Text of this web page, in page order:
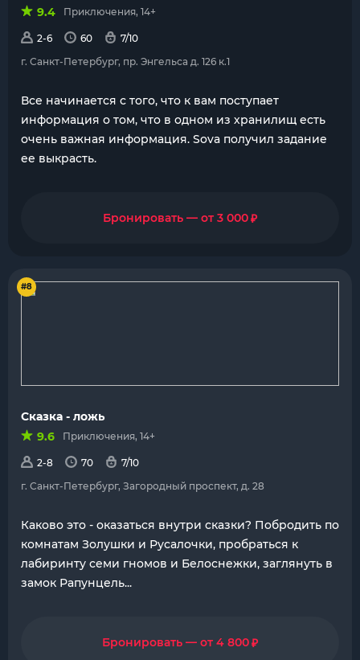
9.4
Приключения, 14+
2-6 60
7/10
г. Санкт-Петербург, пр. Энгельса д. 126 к.1
Все начинается с того, что к вам поступает
информация о том, что в одном из хранилищ есть
очень важная информация. Sova получил задание
ее выкрасть.
Бронировать — от 3 000₽
#8
Сказка - ложь
9.6
Приключения, 14+
2-8 70
7/10
г. Санкт-Петербург, Загородный проспект, д. 28
Каково это - оказаться внутри сказки? Побродить по
комнатам Золушки и Русалочки, пробраться к
лабиринту семи гномов и Белоснежки, заглянуть в
замок Рапунцель...
Бронировать — от 4 800₽